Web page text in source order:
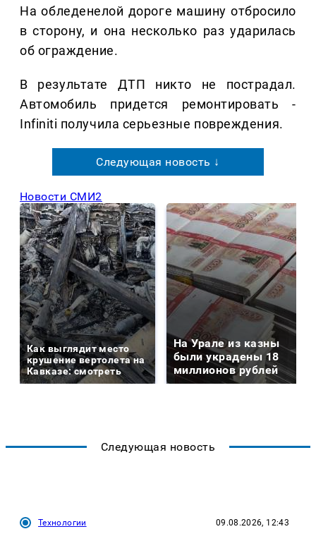
На обледенелой дороге машину отбросило
в сторону, и она несколько раз ударилась
об ограждение.
В результате ДТП никто не пострадал.
Автомобиль придется ремонтировать -
Infiniti получила серьезные повреждения.
Следующая новость ↓
Новости СМИ2
Как выглядит место
крушение вертолета на
Кавказе: смотреть
На Урале из казны
были украдены 18
миллионов рублей
Следующая новость
Технологии 09.08.2026, 12:43